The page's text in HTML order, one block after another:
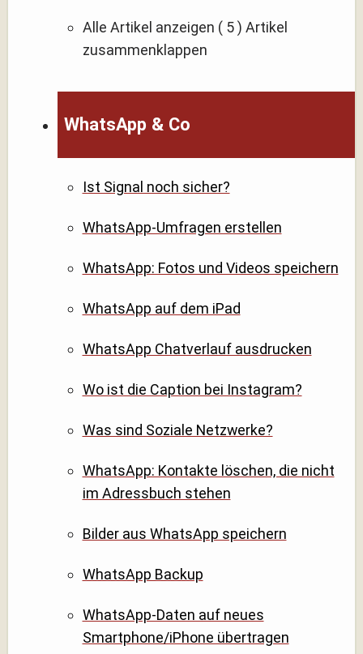
Alle Artikel anzeigen ( 5 ) Artikel
zusammenklappen
WhatsApp & Co
Ist Signal noch sicher?
WhatsApp-Umfragen erstellen
WhatsApp: Fotos und Videos speichern
WhatsApp auf dem iPad
WhatsApp Chatverlauf ausdrucken
Wo ist die Caption bei Instagram?
Was sind Soziale Netzwerke?
WhatsApp: Kontakte löschen, die nicht
im Adressbuch stehen
Bilder aus WhatsApp speichern
WhatsApp Backup
WhatsApp-Daten auf neues
Smartphone/iPhone übertragen